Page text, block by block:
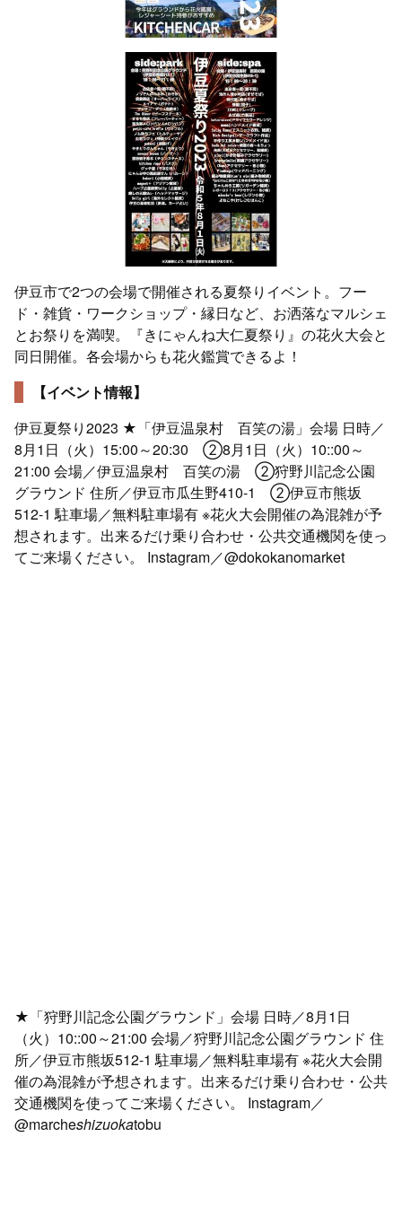
伊豆市で2つの会場で開催される夏祭りイベント。フー
ド・雑貨・ワークショップ・縁日など、お洒落なマルシェ
とお祭りを満喫。『きにゃんね大仁夏祭り』の花火大会と
同日開催。各会場からも花火鑑賞できるよ！
【イベント情報】
伊豆夏祭り2023 ★「伊豆温泉村 百笑の湯」会場 日時／
8月1日（火）15:00～20:30 ②8月1日（火）10::00～
21:00 会場／伊豆温泉村 百笑の湯 ②狩野川記念公園
グラウンド 住所／伊豆市瓜生野410-1 ②伊豆市熊坂
512-1 駐車場／無料駐車場有 ※花火大会開催の為混雑が予
想されます。出来るだけ乗り合わせ・公共交通機関を使っ
てご来場ください。 Instagram／@dokokanomarket
★「狩野川記念公園グラウンド」会場 日時／8月1日
（火）10::00～21:00 会場／狩野川記念公園グラウンド 住
所／伊豆市熊坂512-1 駐車場／無料駐車場有 ※花火大会開
催の為混雑が予想されます。出来るだけ乗り合わせ・公共
交通機関を使ってご来場ください。 Instagram／
@marcheshizuokatobu